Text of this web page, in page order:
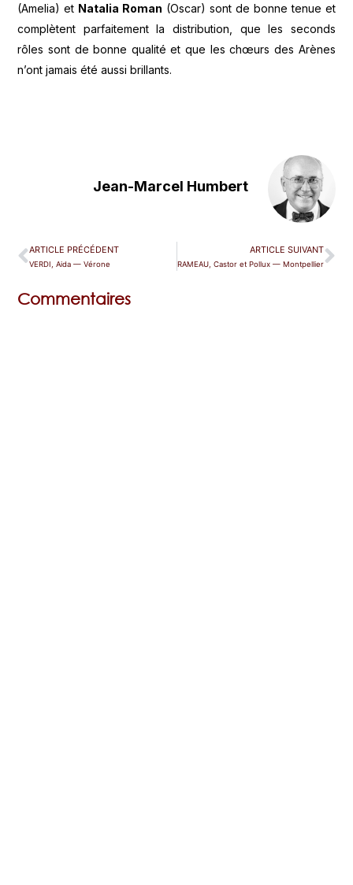
(Amelia) et Natalia Roman (Oscar) sont de bonne tenue et
complètent parfaitement la distribution, que les seconds
rôles sont de bonne qualité et que les chœurs des Arènes
n’ont jamais été aussi brillants.
Jean-Marcel Humbert
ARTICLE PRÉCÉDENT
VERDI, Aida — Vérone
ARTICLE SUIVANT
RAMEAU, Castor et Pollux — Montpellier
Commentaires